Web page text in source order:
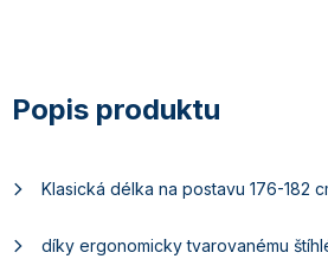
Klasická délka na postavu 176-182
díky ergonomicky tvarovanému